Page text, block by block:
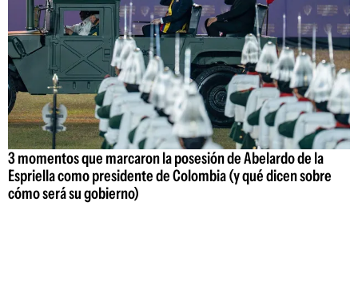
3 momentos que marcaron la posesión de Abelardo de la
Espriella como presidente de Colombia (y qué dicen sobre
cómo será su gobierno)